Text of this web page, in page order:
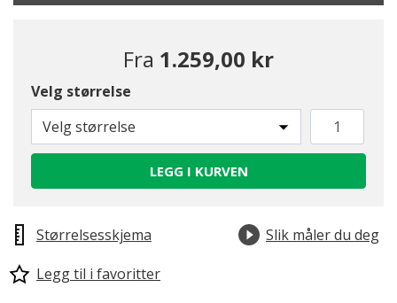
Fra 1.259,00 kr
Velg størrelse
Velg størrelse
LEGG I KURVEN
Størrelsesskjema
Slik måler du deg
Legg til i favoritter